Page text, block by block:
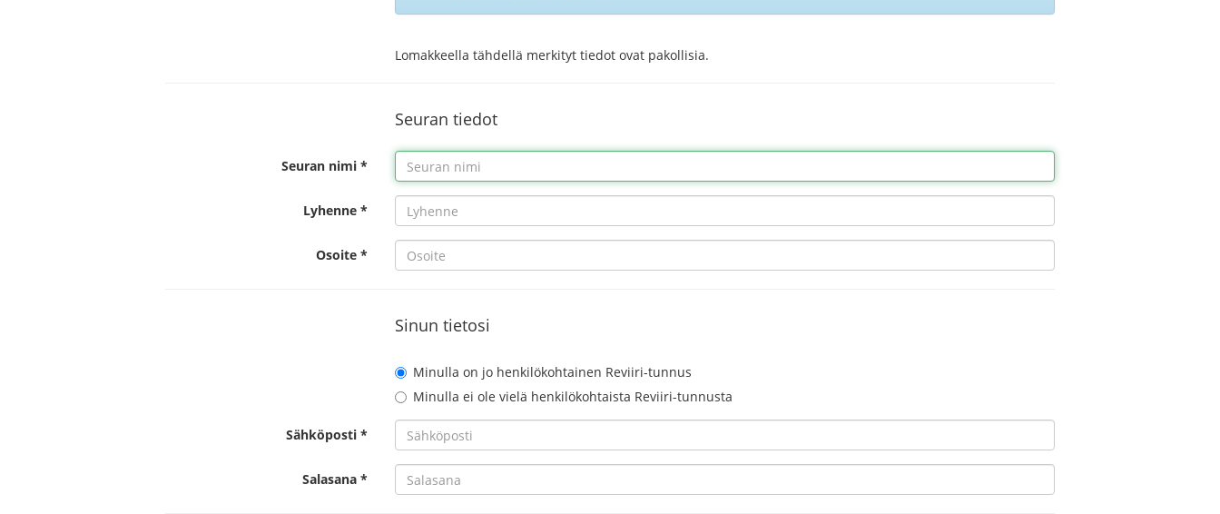
Lomakkeella tähdellä merkityt tiedot ovat pakollisia.
Seuran tiedot
Seuran nimi *
Lyhenne *
Osoite *
Sinun tietosi
Minulla on jo henkilökohtainen Reviiri-tunnus
Minulla ei ole vielä henkilökohtaista Reviiri-tunnusta
Sähköposti *
Salasana *